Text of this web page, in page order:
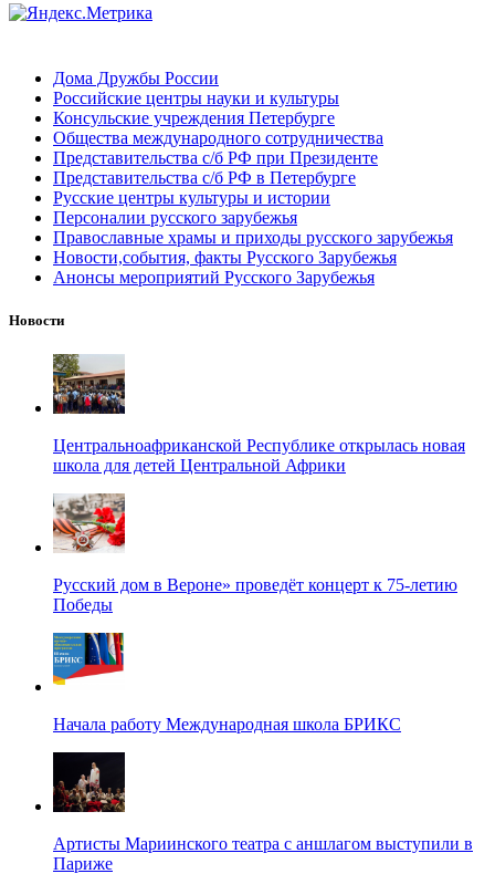
Дома Дружбы России
Российские центры науки и культуры
Консульские учреждения Петербурге
Общества международного сотрудничества
Представительства с/б РФ при Президенте
Представительства с/б РФ в Петербурге
Русские центры культуры и истории
Персоналии русского зарубежья
Православные храмы и приходы русского зарубежья
Новости,события, факты Русского Зарубежья
Анонсы мероприятий Русского Зарубежья
Новости
Центральноафриканской Республике открылась новая
школа для детей Центральной Африки
Русский дом в Вероне» проведёт концерт к 75-летию
Победы
Начала работу Международная школа БРИКС
Артисты Мариинского театра с аншлагом выступили в
Париже